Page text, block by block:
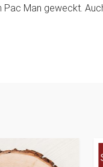
Pac Man geweckt.